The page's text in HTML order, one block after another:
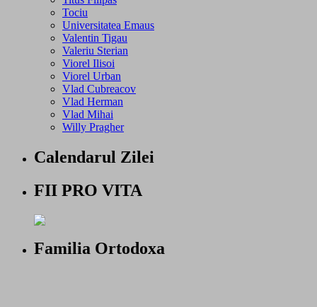
Tociu
Universitatea Emaus
Valentin Tigau
Valeriu Sterian
Viorel Ilisoi
Viorel Urban
Vlad Cubreacov
Vlad Herman
Vlad Mihai
Willy Pragher
Calendarul Zilei
FII PRO VITA
Familia Ortodoxa